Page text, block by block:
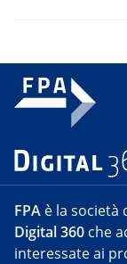
FPA è la società
Digital 360 che
interessate ai